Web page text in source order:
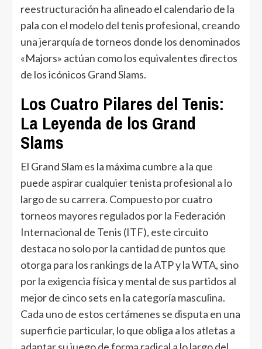
reestructuración ha alineado el calendario de la
pala con el modelo del tenis profesional, creando
una jerarquía de torneos donde los denominados
«Majors» actúan como los equivalentes directos
de los icónicos Grand Slams.
Los Cuatro Pilares del Tenis:
La Leyenda de los Grand
Slams
El Grand Slam es la máxima cumbre a la que
puede aspirar cualquier tenista profesional a lo
largo de su carrera. Compuesto por cuatro
torneos mayores regulados por la Federación
Internacional de Tenis (ITF), este circuito
destaca no solo por la cantidad de puntos que
otorga para los rankings de la ATP y la WTA, sino
por la exigencia física y mental de sus partidos al
mejor de cinco sets en la categoría masculina.
Cada uno de estos certámenes se disputa en una
superficie particular, lo que obliga a los atletas a